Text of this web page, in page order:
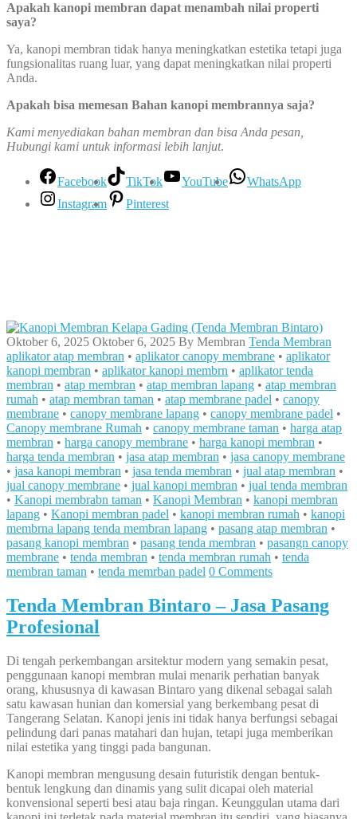
Apakah kanopi membran dapat menambah nilai properti
saya?
Ya, kanopi membran tidak hanya meningkatkan estetika tetapi juga
fungsionalitas ruang luar, yang dapat meningkatkan nilai properti
Anda.
Apakah bisa memesan Bahan kanopi membrannya saja?
Kami menyediakan bahan membran dan bisa Anda pesan,
Hubungi kami untuk informasi lebih lanjut.
Facebook TikTok YouTube
WhatsApp
Instagram
Pinterest
Oktober 6, 2025 Oktober 6, 2025 By Membran Tenda Membran
aplikator atap membran • aplikator canopy membrane • aplikator
kanopi membran • aplikator kanopi membrn • aplikator tenda
membran • atap membran • atap membran lapang • atap membran
rumah • atap membran taman • atap membrane padel • canopy
membrane • canopy membrane lapang • canopy membrane padel •
Canopy membrane Rumah • canopy membrane taman • harga atap
membran • harga canopy membrane • harga kanopi membran •
harga tenda membran • jasa atap membran • jasa canopy membrane
• jasa kanopi membran • jasa tenda membran • jual atap membran •
jual canopy membrane • jual kanopi membran • jual tenda membran
• Kanopi membrabn taman • Kanopi Membran • kanopi membran
lapang • Kanopi membran padel • kanopi membran rumah • kanopi
membrna lapang tenda membran lapang • pasang atap membran •
pasang kanopi membran • pasang tenda membran • pasangn canopy
membrane • tenda membran • tenda membran rumah • tenda
membran taman • tenda memrban padel 0 Comments
Tenda Membran Bintaro – Jasa Pasang
Profesional
Di tengah perkembangan arsitektur modern yang semakin pesat,
penggunaan kanopi membran mulai menarik perhatian banyak
orang, khususnya di kawasan Bintaro yang dikenal sebagai salah
satu kawasan hunian dan komersial yang berkembang pesat di
Tangerang Selatan. Kanopi jenis ini tidak hanya berfungsi sebagai
pelindung dari panas matahari dan hujan, tetapi juga memberikan
nilai estetika yang tinggi pada bangunan.
Kanopi membran mengusung desain futuristik dengan bentuk-
bentuk lengkung dan dinamis yang sulit dicapai oleh material
konvensional seperti besi atau baja ringan. Keunggulan utama dari